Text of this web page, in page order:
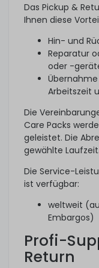
Das Pickup &
Ihnen diese
Hin- und
Reparatur
oder -
Übernahme
Arbeitszeit
Die
Care Packs
geleistet. Die
gewählte Laufzeit.
Die Service-
ist verfügbar:
weltweit
Embargos)
Profi-
Return